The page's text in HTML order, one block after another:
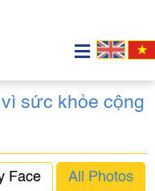
sức khỏe cộng
Face All Photos